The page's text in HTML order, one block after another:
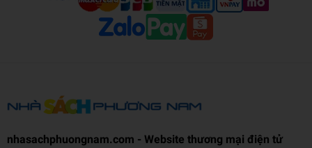
nhasachphuongnam.com - Website thương mại điện tử